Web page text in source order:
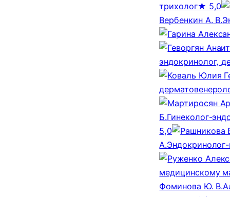
трихолог★ 5,0
Вербенкин А. В.
эндокринолог,
Б.Гинеколог-
5,0
А.
медицинскому
Фоминова Ю. В.